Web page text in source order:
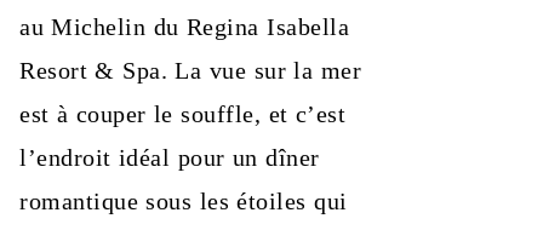
au Michelin du Regina Isabella
Resort & Spa. La vue sur la mer
est à couper le souffle, et c’est
l’endroit idéal pour un dîner
romantique sous les étoiles qui